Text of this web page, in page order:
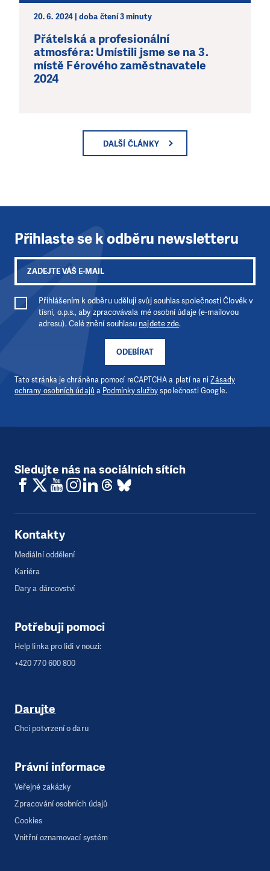
20. 6. 2024 | doba čtení 3 minuty
Přátelská a profesionální
atmosféra: Umístili jsme se na 3.
místě Férového zaměstnavatele
2024
DALŠÍ ČLÁNKY
Přihlaste se k odběru newsletteru
ODEBÍRAT
Přihlášením k odběru uděluji svůj souhlas společnosti Člověk v
tísni, o.p.s., aby zpracovávala mé osobní údaje (e-mailovou
adresu). Celé znění souhlasu najdete zde.
Tato stránka je chráněna pomocí reCAPTCHA a platí na niZásady
ochrany osobních údajů a Podmínky službyspolečnosti Google.
Sledujte nás na sociálních sítích
Kontakty
Mediální oddělení
Kariéra
Dary a dárcovství
Potřebuji pomoci
Help linka pro lidi v nouzi:
+420 770 600 800
Darujte
Chci potvrzení o daru
Právní informace
Veřejné zakázky
Zpracování osobních údajů
Cookies
Vnitřní oznamovací systém